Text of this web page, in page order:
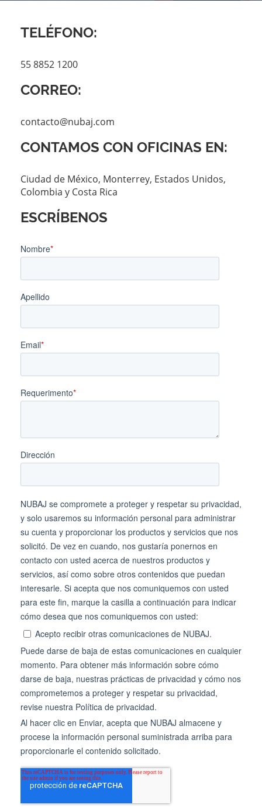
TELÉFONO:
55 8852 1200
CORREO:
contacto@nubaj.com
CONTAMOS CON OFICINAS EN:
Ciudad de México, Monterrey, Estados Unidos,
Colombia y Costa Rica
ESCRÍBENOS